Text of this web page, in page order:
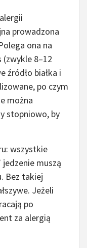
prowadzona
ona na
(zwykle 8–12
źródło białka i
po czym
można
stopniowo, by
wszystkie
muszą
Bez takiej
Jeżeli
po
za alergią